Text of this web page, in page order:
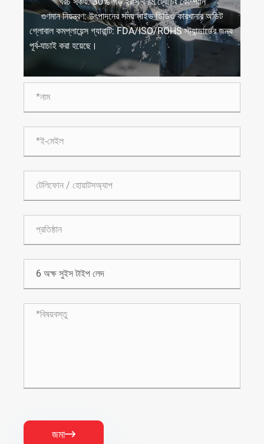
গুণমান নিয়ন্ত্রণ: উৎপাদনের সময় লাইভ ভিডিও কারখানার অডিট
গ্লোবাল কমপ্লায়েন্স গ্যারান্টি: FDA/ISO/ROHS স্ট্যান্ডার্ডের জন্য
পূর্ব-যাচাই করা হয়েছে।
জমা